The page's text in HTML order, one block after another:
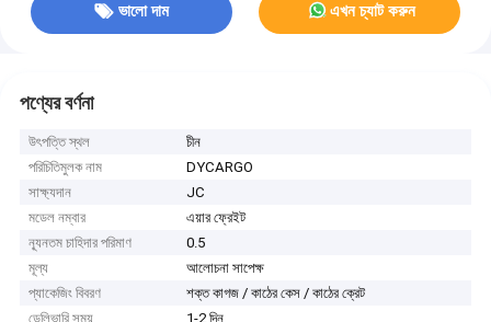
ভালো দাম এখন চ্যাট করুন
পণ্যের বর্ণনা
উৎপত্তি স্থল
চীন
পরিচিতিমুলক নাম
DYCARGO
সাক্ষ্যদান
JC
মডেল নম্বার
এয়ার ফ্রেইট
ন্যূনতম চাহিদার পরিমাণ
0.5
মূল্য
আলোচনা সাপেক্ষ
প্যাকেজিং বিবরণ
শক্ত কাগজ / কাঠের কেস / কাঠের ক্রেট
ডেলিভারি সময়
1-2 দিন